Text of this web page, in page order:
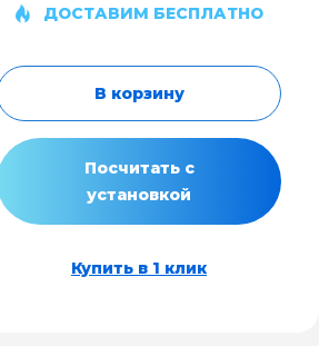
ДОСТАВИМ БЕСПЛАТНО
В корзину
Посчитать с
установкой
Купить в 1 клик